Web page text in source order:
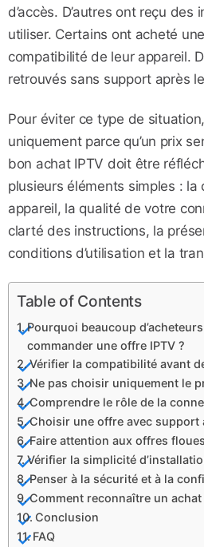
d’accès. D’autres ont reçu
utiliser. Certains ont acheté
compatibilité de leur appareil.
retrouvés sans support après
Pour éviter ce type de
uniquement parce qu’un prix
bon achat IPTV doit être
plusieurs éléments simples :
appareil, la qualité de votre
clarté des instructions, la
conditions d’utilisation et la
Table of Contents
Pourquoi beaucoup
commander une offre IPTV ?
Vérifier la compatibilité avant
Ne pas choisir uniquement le
Comprendre le rôle de la
Choisir une offre avec support
Faire attention aux offres
Vérifier la simplicité
Penser à la sécurité et à la
Comment reconnaître un
Conclusion
FAQ